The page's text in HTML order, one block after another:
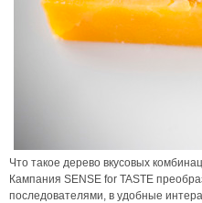
Что такое дерево вкусовых
Кампания SENSE for TASTE
последователями, в удобные